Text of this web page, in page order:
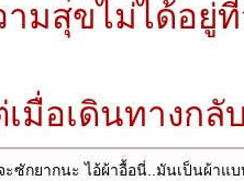
ามสุขไม่ได้อยู่
เมื่อเดินทางก
ะซักยากนะ ไอ้ผ้าอื้อนี่..มันเป็นผ้าแ